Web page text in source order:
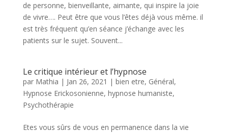
de personne, bienveillante, aimante, qui inspire la joie
de vivre…. Peut être que vous l’êtes déjà vous même. il
est très fréquent qu’en séance j’échange avec les
patients sur le sujet. Souvent...
Le critique intérieur et l’hypnose
par Mathia | Jan 26, 2021 | bien etre, Général,
Hypnose Erickosonienne, hypnose humaniste,
Psychothérapie
Etes vous sûrs de vous en permanence dans la vie